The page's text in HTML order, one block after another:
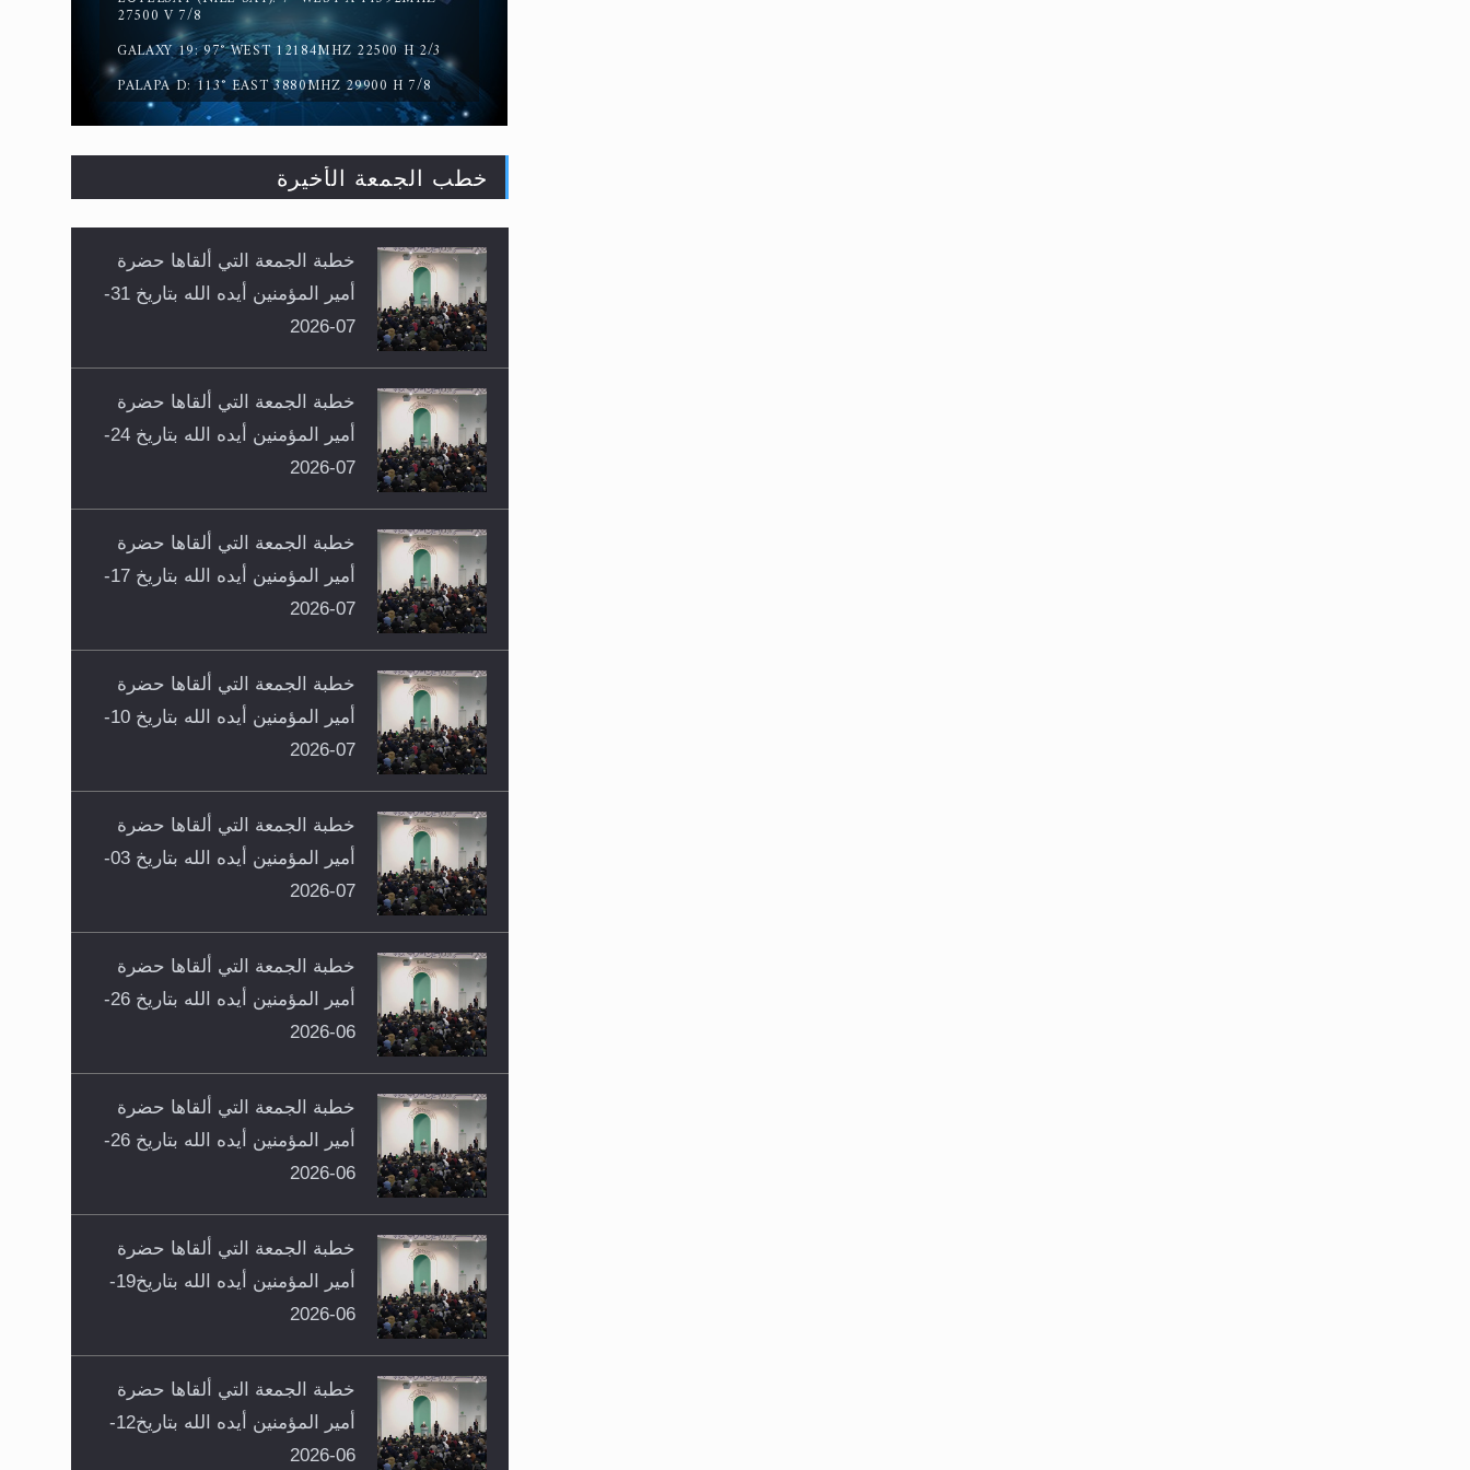
27500 V 7/8
GALAXY 19: 97° WEST 12184MHZ 22500 H 2/3
PALAPA D: 113° EAST 3880MHZ 29900 H 7/8
خطب الجمعة الأخيرة
خطبة الجمعة التي ألقاها حضرة
أمير المؤمنين أيده الله بتاريخ 31-
07-2026
خطبة الجمعة التي ألقاها حضرة
أمير المؤمنين أيده الله بتاريخ 24-
07-2026
خطبة الجمعة التي ألقاها حضرة
أمير المؤمنين أيده الله بتاريخ 17-
07-2026
خطبة الجمعة التي ألقاها حضرة
أمير المؤمنين أيده الله بتاريخ 10-
07-2026
خطبة الجمعة التي ألقاها حضرة
أمير المؤمنين أيده الله بتاريخ 03-
07-2026
خطبة الجمعة التي ألقاها حضرة
أمير المؤمنين أيده الله بتاريخ 26-
06-2026
خطبة الجمعة التي ألقاها حضرة
أمير المؤمنين أيده الله بتاريخ 26-
06-2026
خطبة الجمعة التي ألقاها حضرة
أمير المؤمنين أيده الله بتاريخ19-
06-2026
خطبة الجمعة التي ألقاها حضرة
أمير المؤمنين أيده الله بتاريخ12-
06-2026